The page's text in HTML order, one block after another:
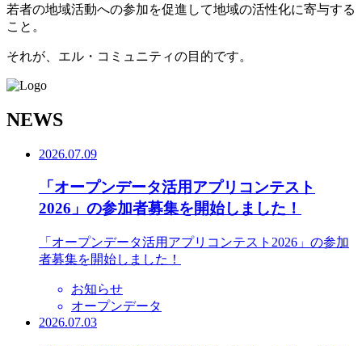
若者の地域活動への参加を促進して地域の活性化に寄与する
こと。
それが、エル・コミュニティの目的です。
NEWS
2026.07.09
「オープンデータ活用アプリコンテスト
2026」の参加者募集を開始しました！
「オープンデータ活用アプリコンテスト2026」の参加
者募集を開始しました！
お知らせ
オープンデータ
2026.07.03